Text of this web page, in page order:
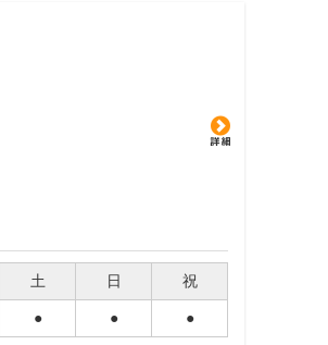
土 日 祝
● ● ●